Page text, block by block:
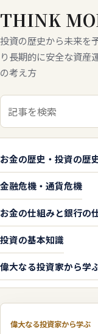
THINK
投資の歴史から未来を
り長期的に安全な資産
の考え方
検索キーワード
お金の歴史・投資の歴
金融危機・通貨危機
お金の仕組みと銀行の
投資の基本知識
偉大なる投資家から学
偉大なる投資家から学ぶ